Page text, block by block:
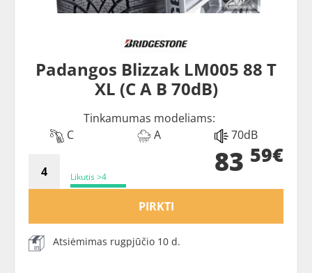
Padangos Blizzak LM005 88 T
XL (C A B 70dB)
Tinkamumas modeliams:
C
A 70dB
Likutis >4 83 59€
PIRKTI
Atsiėmimas rugpjūčio 10 d.